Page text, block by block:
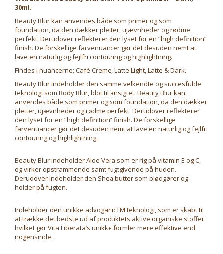
30ml.
Beauty Blur kan anvendes både som primer og som
foundation, da den dækker pletter, ujævnheder og rødme
perfekt. Derudover reflekterer den lyset for en ”high definition”
finish. De forskellige farvenuancer gør det desuden nemt at
lave en naturlig og fejlfri contouring og highlightning.
Findes i nuancerne; Café Creme, Latte Light, Latte & Dark.
Beauty Blur indeholder den samme velkendte og succesfulde
teknologi som Body Blur, blot til ansigtet. Beauty Blur kan
anvendes både som primer og som foundation, da den dækker
pletter, ujævnheder og rødme perfekt. Derudover reflekterer
den lyset for en ”high definition” finish. De forskellige
farvenuancer gør det desuden nemt at lave en naturlig og fejlfri
contouring og highlightning.
Beauty Blur indeholder Aloe Vera som er rig på vitamin E og C,
og virker opstrammende samt fugtgivende på huden.
Derudover indeholder den Shea butter som blødgører og
holder på fugten.
Indeholder den unikke advoganicTM teknologi, som er skabt til
at trække det bedste ud af produktets aktive organiske stoffer,
hvilket gør Vita Liberata’s unikke formler mere effektive end
nogensinde.